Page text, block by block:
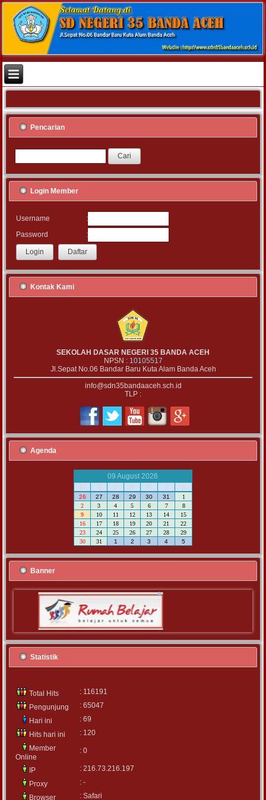
Pencarian
Login Member
Username
:
Password
:
Kontak Kami
SEKOLAH DASAR NEGERI 35 BANDA ACEH
NPSN : 10105517
Jl.Sepat No.06 Bandar Baru Kuta Alam Banda Aceh
info@sdn35bandaaceh.sch.id
TLP :
Agenda
09 August 2026
M
S S R K J S
26 27 28 29 30 31
1
2
3 4 5 6 7
8
9
10 11 12 13 14
15
16
17 18 19 20 21
22
23
24 25 26 27 28
29
30
31 1 2 3 4 5
Banner
Statistik
Total Hits
: 116191
Pengunjung
: 65047
Hari ini
: 69
Hits hari ini
: 120
Member
Online
: 0
IP
: 216.73.216.197
Proxy
: -
Browser
: Safari